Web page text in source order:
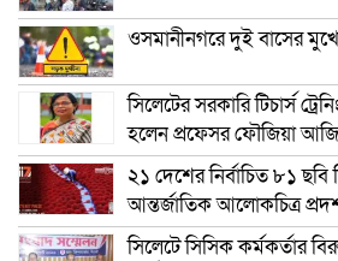
ওসমানীনগরে দুই বাসের
সিলেটের সরকারি টিচার্স
হলেন প্রফেসর ফৌজিয়া
২১ দেশের নির্বাচিত ৮১ ছবি
আন্তর্জাতিক আলোকচিত্র
সিলেটে সিসিক কর্মকর্তার